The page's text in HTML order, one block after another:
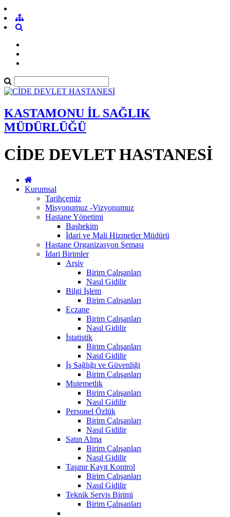
KASTAMONU İL SAĞLIK
MÜDÜRLÜĞÜ
CİDE DEVLET HASTANESİ
Kurumsal
Tarihçemiz
Misyonumuz -Vizyonumuz
Hastane Yönetimi
Başhekim
İdari ve Mali Hizmetler Müdürü
Hastane Organizasyon Şeması
İdari Birimler
Arşiv
Birim Çalışanları
Nasıl Gidilir
Bilgi İşlem
Birim Çalışanları
Eczane
Birim Çalışanları
Nasıl Gidilir
İstatistik
Birim Çalışanları
Nasıl Gidilir
İş Sağlığı ve Güvenliği
Birim Çalışanları
Mutemetlik
Birim Çalışanları
Nasıl Gidilir
Personel Özlük
Birim Çalışanları
Nasıl Gidilir
Satın Alma
Birim Çalışanları
Nasıl Gidilir
Taşınır Kayıt Kontrol
Birim Çalışanları
Nasıl Gidilir
Teknik Servis Birimi
Birim Çalışanları